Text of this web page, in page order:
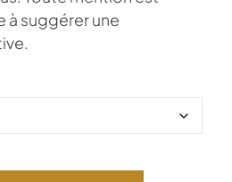
suggérer une